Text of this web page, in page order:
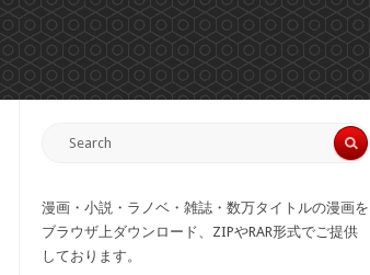
漫画・小説・ラノベ・雑誌・数万タイトルの漫画を
ブラウザ上ダウンロード、ZIPやRAR形式でご提供
しております。